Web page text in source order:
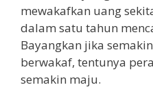
mewakafkan uang
dalam satu tahun
Bayangkan jika
berwakaf, tentunya
semakin maju.